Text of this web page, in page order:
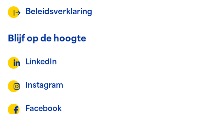
Beleidsverklaring
Blijf op de hoogte
LinkedIn
Instagram
Facebook